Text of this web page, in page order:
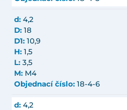
d: 4,2
D: 18
D1: 10,9
H: 1,5
L: 3,5
M: M4
Objednací číslo: 18-4-6
d: 4,2